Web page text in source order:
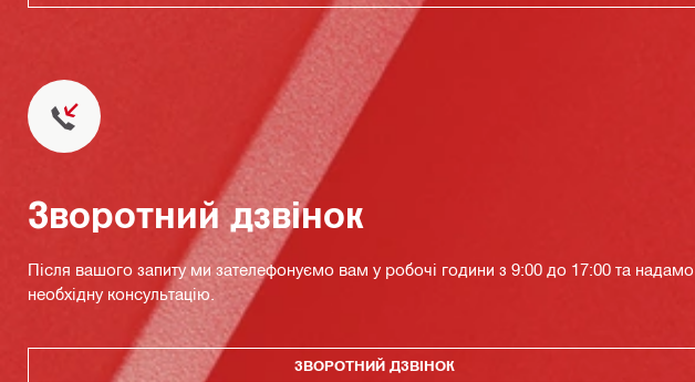
Зворотний дзвінок
Після вашого запиту ми зателефонуємо вам у робочі години з 9:00 до 17:00 та надамо
необхідну консультацію.
ЗВОРОТНИЙ ДЗВІНОК